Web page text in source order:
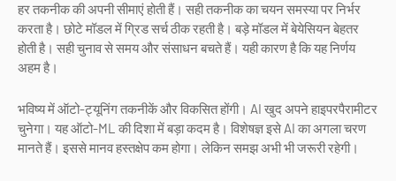
हर तकनीक की अपनी सीमाएं होती हैं। सही तकनीक का चयन समस्या पर निर्भर
करता है। छोटे मॉडल में ग्रिड सर्च ठीक रहती है। बड़े मॉडल में बेयेसियन बेहतर
होती है। सही चुनाव से समय और संसाधन बचते हैं। यही कारण है कि यह निर्णय
अहम है।
भविष्य में ऑटो-ट्यूनिंग तकनीकें और विकसित होंगी। AI खुद अपने हाइपरपैरामीटर
चुनेगा। यह ऑटो-ML की दिशा में बड़ा कदम है। विशेषज्ञ इसे AI का अगला चरण
मानते हैं। इससे मानव हस्तक्षेप कम होगा। लेकिन समझ अभी भी जरूरी रहेगी।